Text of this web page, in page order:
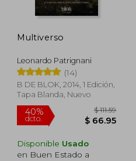
Multiverso
Leonardo Patrignani
(14)
B DE BLOK, 2014, 1 Edición,
Tapa Blanda, Nuevo
Disponible Usado
en Buen Estado a